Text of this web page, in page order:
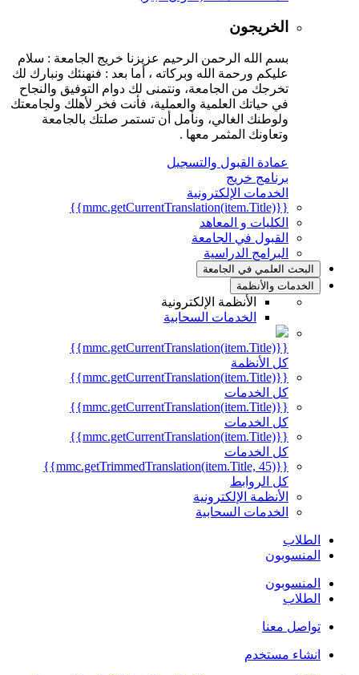
الخريجون
بسم الله الرحمن الرحيم عزيزنا خريج الجامعة : سلام
عليكم ورحمة الله وبركاته ، أما بعد : فنهنئك ونبارك لك
تخرجك من الجامعة، ونتمنى لك دوام التوفيق والنجاح
في حياتك العلمية والعملية، فأنت فخر لأهلك ولجامعتك
ولوطنك الغالي، ونأمل أن تستمر صلتك بالجامعة
وتعاونك المثمر معها .
عمادة القبول والتسجيل
برنامج خريج
الخدمات الإلكترونية
{{mmc.getCurrentTranslation(item.Title)}}
الكليات و المعاهد
القبول في الجامعة
البرامج الدراسية
البحث العلمي في الجامعة
الخدمات والأنظمة
الأنظمة الإلكترونية
الخدمات السحابية
{{mmc.getCurrentTranslation(item.Title)}}
كل الأنظمة
{{mmc.getCurrentTranslation(item.Title)}}
كل الخدمات
{{mmc.getCurrentTranslation(item.Title)}}
كل الخدمات
{{mmc.getCurrentTranslation(item.Title)}}
كل الخدمات
{{mmc.getTrimmedTranslation(item.Title, 45)}}
كل الروابط
الأنظمة الإلكترونية
الخدمات السحابية
الطلاب
المنسوبون
المنسوبون
الطلاب
تواصل معنا
انشاء مستخدم